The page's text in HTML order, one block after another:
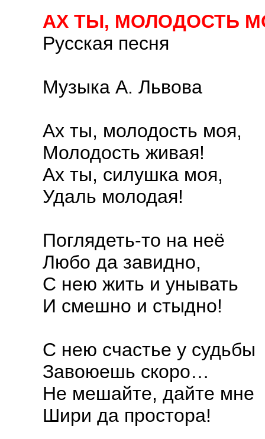
АХ ТЫ, МОЛОДОСТЬ
Русская песня
Музыка А. Львова
Ах ты, молодость моя,
Молодость живая!
Ах ты, силушка моя,
Удаль молодая!
Поглядеть-то на неё
Любо да завидно,
С нею жить и унывать
И смешно и стыдно!
С нею счастье у судьбы
Завоюешь скоро…
Не мешайте, дайте мне
Шири да простора!